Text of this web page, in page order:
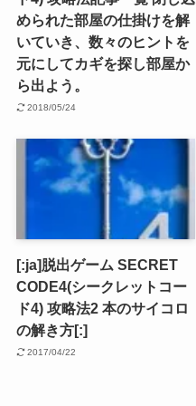
められた部屋の仕掛けを解
いていき、数々のヒントを
元にしてカギを探し部屋か
ら出よう。
2018/05/24
[:ja]脱出ゲーム SECRET
CODE4(シークレットコー
ド4) 攻略法2 本のサイコロ
の解き方[:]
2017/04/22